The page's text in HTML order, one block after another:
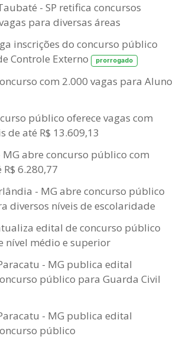
- SP retifica concursos
para diversas áreas
inscrições do concurso público
Controle Externo
prorrogado
com 2.000 vagas para
público oferece vagas com
de até R$ 13.609,13
MG abre concurso público com
6.280,77
- MG abre concurso público
diversos níveis de escolaridade
edital de concurso público
nível médio e superior
- MG publica edital
público para Guarda Civil
- MG publica edital
público